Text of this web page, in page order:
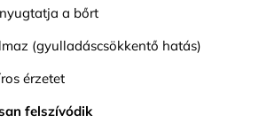
a bőrt
(gyulladáscsökkentő hatás)
érzetet
felszívódik